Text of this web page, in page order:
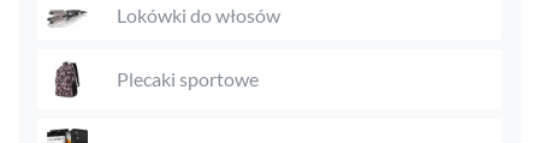
Lokówki do włosów
Plecaki sportowe